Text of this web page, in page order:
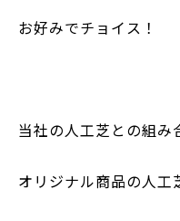
お好みでチョイス！
当社の人工芝との組み
オリジナル商品の人